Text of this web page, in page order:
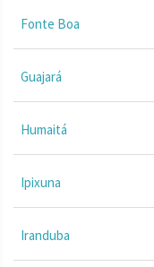
Fonte Boa
Guajará
Humaitá
Ipixuna
Iranduba